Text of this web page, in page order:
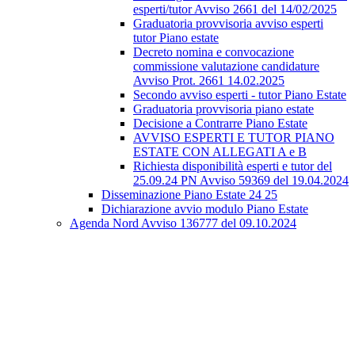
esperti/tutor Avviso 2661 del 14/02/2025
Graduatoria provvisoria avviso esperti
tutor Piano estate
Decreto nomina e convocazione
commissione valutazione candidature
Avviso Prot. 2661 14.02.2025
Secondo avviso esperti - tutor Piano Estate
Graduatoria provvisoria piano estate
Decisione a Contrarre Piano Estate
AVVISO ESPERTI E TUTOR PIANO
ESTATE CON ALLEGATI A e B
Richiesta disponibilità esperti e tutor del
25.09.24 PN Avviso 59369 del 19.04.2024
Disseminazione Piano Estate 24 25
Dichiarazione avvio modulo Piano Estate
Agenda Nord Avviso 136777 del 09.10.2024